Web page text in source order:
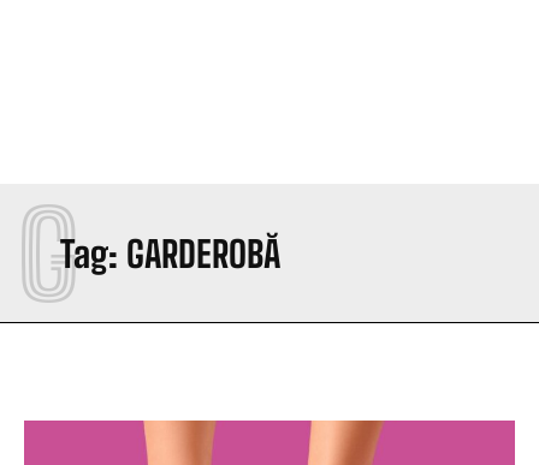
Tag: GARDEROBĂ
G